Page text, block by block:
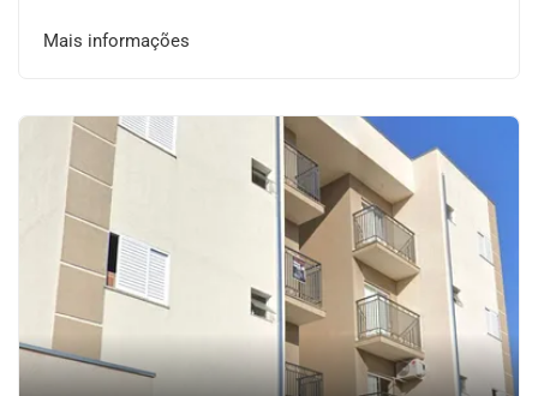
Mais informações